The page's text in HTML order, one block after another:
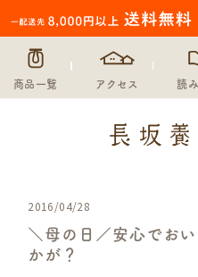
商品一覧 アクセス 読
2016/04/28
＼母の日／安心でお
かが？